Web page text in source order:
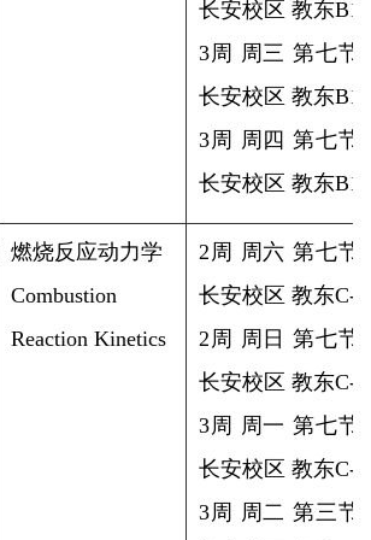
长安校区 教东B1-
3周 周三 第七节
长安校区 教东B1-
3周 周四 第七节
长安校区 教东B1-
燃烧反应动力学
Combustion
Reaction Kinetics
2周 周六 第七节
长安校区 教东C-
2周 周日 第七节
长安校区 教东C-
3周 周一 第七节
长安校区 教东C-
3周 周二 第三节